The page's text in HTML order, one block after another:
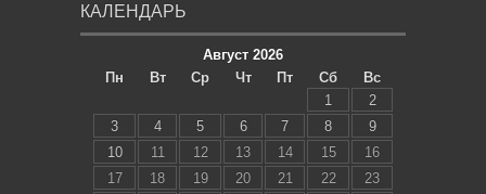
КАЛЕНДАРЬ
Август 2026
Пн
Вт Ср Чт Пт Сб
Вс
1
2
3
4 5 6 7 8
9
10
11 12 13 14 15
16
17
18 19 20 21 22
23